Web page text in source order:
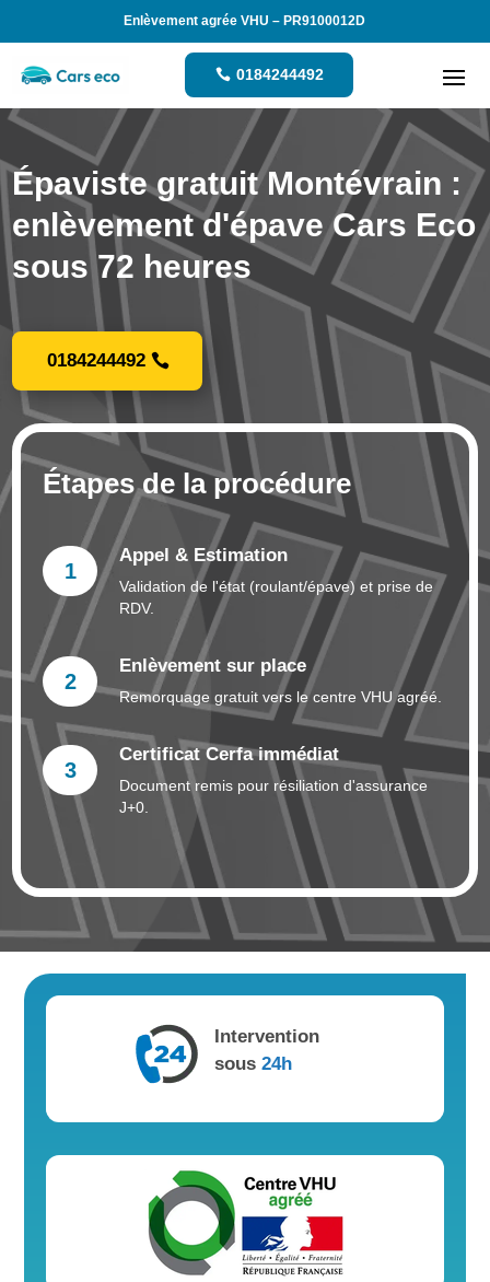
Enlèvement agrée VHU – PR9100012D
0184244492
Épaviste gratuit Montévrain :
enlèvement d'épave Cars Eco
sous 72 heures
0184244492
Étapes de la procédure
1
Appel & Estimation
Validation de l'état (roulant/épave) et prise de
RDV.
2
Enlèvement sur place
Remorquage gratuit vers le centre VHU agréé.
3
Certificat Cerfa immédiat
Document remis pour résiliation d'assurance
J+0.
Intervention
sous 24h